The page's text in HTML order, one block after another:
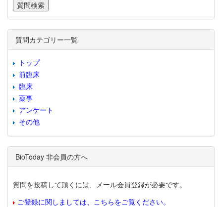
質問カテゴリー一覧
トップ
前臨床
臨床
薬事
アンケート
その他
BioToday 非会員の方へ
質問を投稿して頂くには、メール会員登録が必要です。
ご登録に関しましては、こちらをご覧ください。